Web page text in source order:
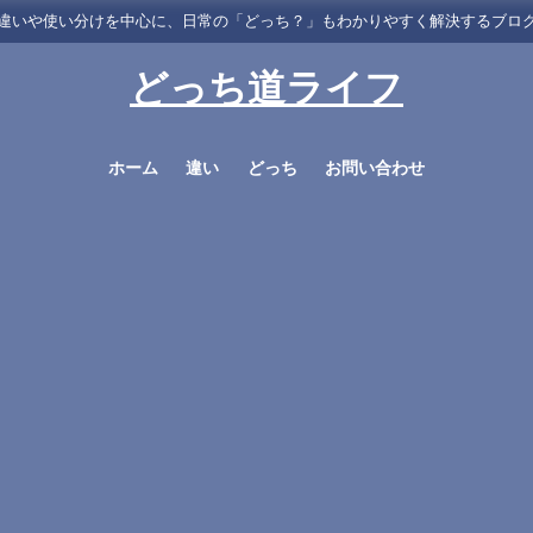
いや使い分けを中心に、日常の「どっち？」もわかりやすく解決するブロ
どっち道ライフ
ホーム 違い どっち お問い合わせ